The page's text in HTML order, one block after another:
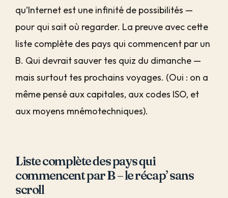
qu’Internet est une infinité de possibilités —
pour qui sait où regarder. La preuve avec cette
liste complète des pays qui commencent par un
B. Qui devrait sauver tes quiz du dimanche —
mais surtout tes prochains voyages. (Oui : on a
même pensé aux capitales, aux codes ISO, et
aux moyens mnémotechniques).
Liste complète des pays qui
commencent par B – le récap’ sans
scroll